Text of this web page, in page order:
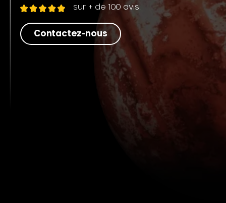
sur + de 100 avis.
Contactez-nous